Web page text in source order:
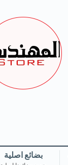
بضائع اصلية